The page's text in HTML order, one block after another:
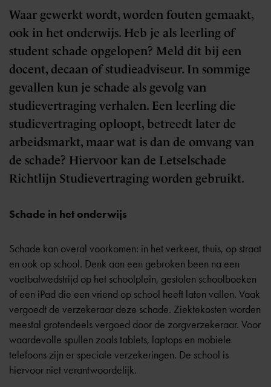
Waar gewerkt wordt, worden fouten gemaakt,
ook in het onderwijs. Heb je als leerling of
student schade opgelopen? Meld dit bij een
docent, decaan of studieadviseur. In sommige
gevallen kun je schade als gevolg van
studievertraging verhalen. Een leerling die
studievertraging oploopt, betreedt later de
arbeidsmarkt, maar wat is dan de omvang van
de schade? Hiervoor kan de Letselschade
Richtlijn Studievertraging worden gebruikt.
Schade in het onderwijs
Schade kan overal voorkomen: in het verkeer, thuis, op straat
en ook op school. Denk aan een gebroken been na een
voetbalwedstrijd op het schoolplein, gestolen schoolboeken
of een iPad die een vriend op school heeft laten vallen. Vaak
vergoedt de verzekeraar deze schade. Ziektekosten worden
meestal grotendeels vergoed door de zorgverzekeraar. Voor
waardevolle spullen zoals tablets, laptops en mobiele
telefoons zijn er speciale verzekeringen. De school is
hiervoor niet verantwoordelijk.